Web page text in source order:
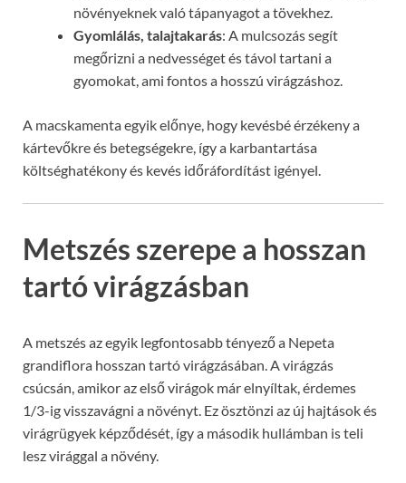
növényeknek való tápanyagot a tövekhez.
Gyomlálás, talajtakarás: A mulcsozás segít
megőrizni a nedvességet és távol tartani a
gyomokat, ami fontos a hosszú virágzáshoz.
A macskamenta egyik előnye, hogy kevésbé érzékeny a
kártevőkre és betegségekre, így a karbantartása
költséghatékony és kevés időráfordítást igényel.
Metszés szerepe a hosszan
tartó virágzásban
A metszés az egyik legfontosabb tényező a Nepeta
grandiflora hosszan tartó virágzásában. A virágzás
csúcsán, amikor az első virágok már elnyíltak, érdemes
1/3-ig visszavágni a növényt. Ez ösztönzi az új hajtások és
virágrügyek képződését, így a második hullámban is teli
lesz virággal a növény.